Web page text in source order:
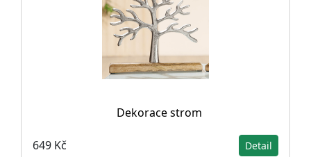
Dekorace strom
649 Kč Detail